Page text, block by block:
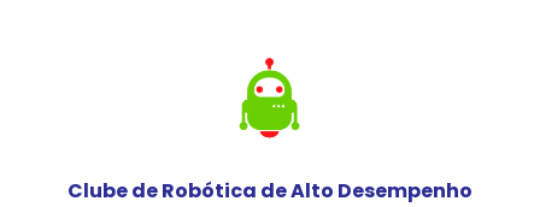
Clube de Robótica de Alto Desempenho